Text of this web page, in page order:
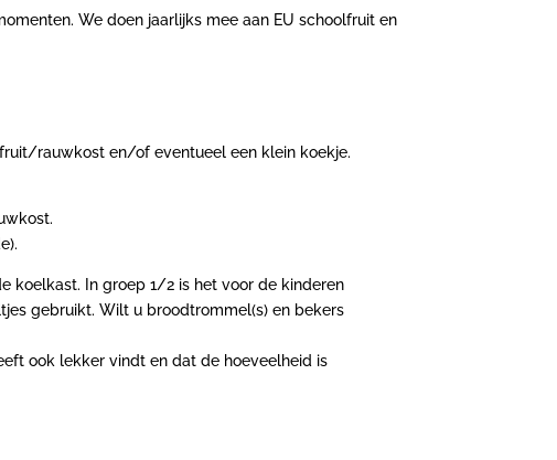
We doen jaarlijks mee aan EU schoolfruit en
rauwkost en/of eventueel een klein koekje.
koelkast.
In groep 1/2 is het voor de kinderen
gebruikt. Wilt u broodtrommel(s) en bekers
ook lekker vindt en dat de hoeveelheid is